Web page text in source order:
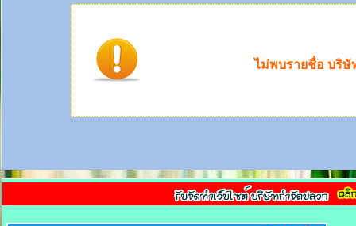
ไม่พบรายชื่อ บริษั